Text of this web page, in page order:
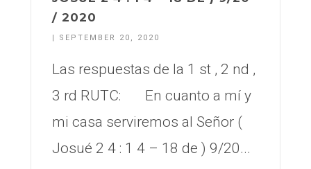
/ 2020
| SEPTEMBER 20, 2020
Las respuestas de la 1 st , 2 nd ,
3 rd RUTC: En cuanto a mí y
mi casa serviremos al Señor (
Josué 2 4 : 1 4 – 18 de ) 9/20...